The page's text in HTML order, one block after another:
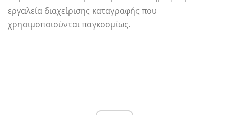
εργαλεία διαχείρισης καταγραφής που
χρησιμοποιούνται παγκοσμίως.